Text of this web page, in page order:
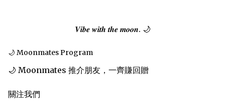
𝑽𝒊𝒃𝒆 𝒘𝒊𝒕𝒉 𝒕𝒉𝒆 𝒎𝒐𝒐𝒏. 🌙
🌙 Moonmates Program
🌙 Moonmates 推介朋友，一齊賺回贈
關注我們